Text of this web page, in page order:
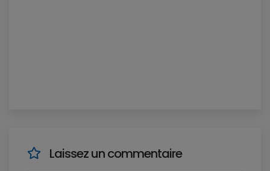
Laissez un commentaire